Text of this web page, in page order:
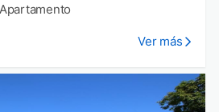
Ver más